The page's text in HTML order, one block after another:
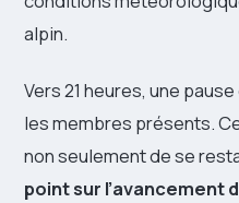
alpin.
Vers 21 heures, une
les membres présents.
non seulement de se
point sur l’avancement